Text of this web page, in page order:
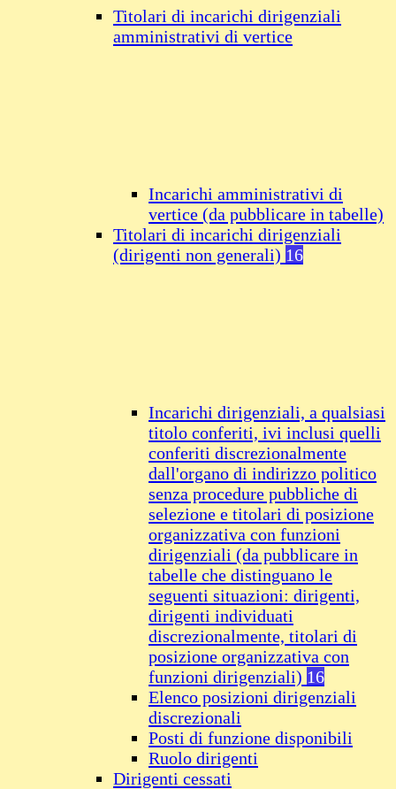
Titolari di incarichi dirigenziali
amministrativi di vertice
Incarichi amministrativi di
vertice (da pubblicare in tabelle)
Titolari di incarichi dirigenziali
(dirigenti non generali) 16
Incarichi dirigenziali, a qualsiasi
titolo conferiti, ivi inclusi quelli
conferiti discrezionalmente
dall'organo di indirizzo politico
senza procedure pubbliche di
selezione e titolari di posizione
organizzativa con funzioni
dirigenziali (da pubblicare in
tabelle che distinguano le
seguenti situazioni: dirigenti,
dirigenti individuati
discrezionalmente, titolari di
posizione organizzativa con
funzioni dirigenziali) 16
Elenco posizioni dirigenziali
discrezionali
Posti di funzione disponibili
Ruolo dirigenti
Dirigenti cessati